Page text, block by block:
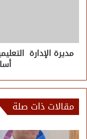
مديرة الإدارة
مقالات ذات صلة